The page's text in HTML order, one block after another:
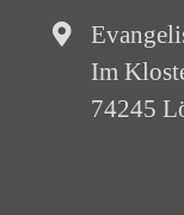
Im
74245